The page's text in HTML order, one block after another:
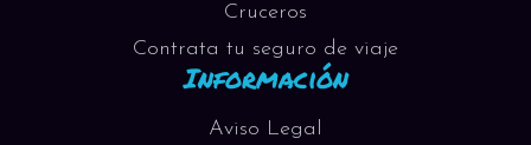
Cruceros
Contrata tu seguro de viaje
Información
Aviso Legal